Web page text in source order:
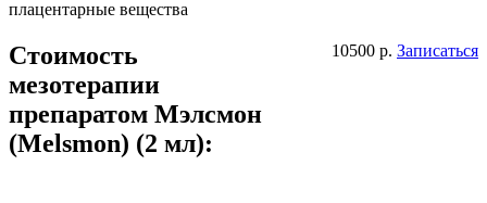
плацентарные вещества
Стоимость
мезотерапии
препаратом Мэлсмон
(Melsmon) (2 мл):
10500 р. Записаться